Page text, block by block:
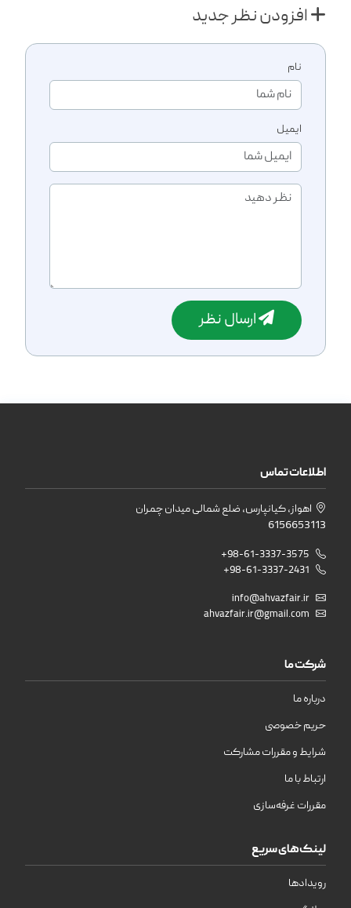
افزودن نظر جدید
نام
ایمیل
ارسال نظر
اطلاعات تماس
اهواز، کیانپارس، ضلع شمالی میدان چمران
6156653113
+98-61-3337-3575
+98-61-3337-2431
info@ahvazfair.ir
ahvazfair.ir@gmail.com
شرکت ما
درباره ما
حریم خصوصی
شرایط و مقررات مشارکت
ارتباط با ما
مقررات غرفه‌سازی
لینک‌های سریع
رویدادها